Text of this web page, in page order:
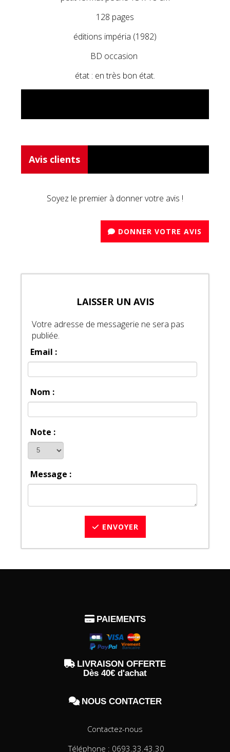
128 pages
éditions impéria (1982)
BD occasion
état : en très bon état.
Avis clients
Soyez le premier à donner votre avis !
DONNER VOTRE AVIS
LAISSER UN AVIS
Votre adresse de messagerie ne sera pas
publiée.
Email :
Nom :
Note :
Message :
ENVOYER
 PAIEMENTS
 LIVRAISON OFFERTE
Dès 40€ d'achat
 NOUS CONTACTER
Contactez-nous
Téléphone : 0693.33.43.30